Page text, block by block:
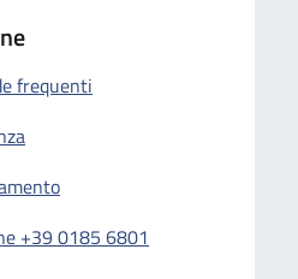
frequenti
+39 0185 6801